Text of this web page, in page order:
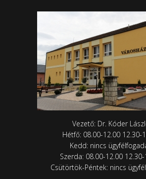
Vezető: Dr. Kóder
Hétfő: 08.00-12.00 12.30-
Kedd: nincs
Szerda: 08.00-12.00
Csütörtök-Péntek: nincs